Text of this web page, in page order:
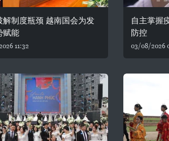
解制度瓶颈 越南国会为发
赋能
11:32
自主掌握
防控
03/08/2026